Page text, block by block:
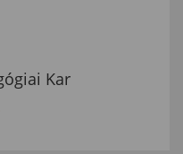
Kar